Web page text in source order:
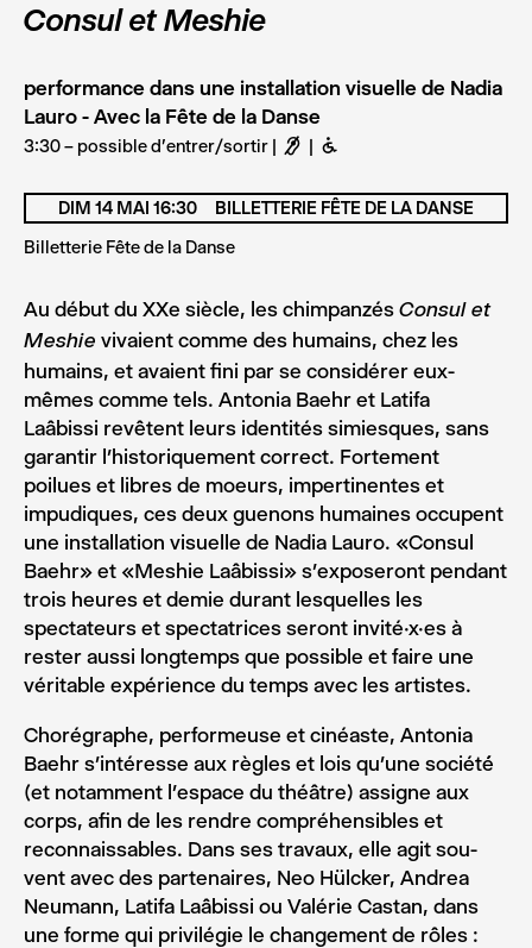
Consul et Meshie
performance dans une installation visuelle de Nadia
Lauro - Avec la Fête de la Danse
3:30 – possible d'entrer/sortir F B
Au début du XXe siècle, les chimpanzés Consul et
Meshie vivaient comme des humains, chez les
humains, et avaient fini par se considérer eux-
mêmes comme tels. Antonia Baehr et Latifa
Laâbissi revêtent leurs identités simiesques, sans
garantir l’historiquement correct. Fortement
poilues et libres de moeurs, impertinentes et
impudiques, ces deux guenons humaines occupent
une installation visuelle de Nadia Lauro. «Consul
Baehr» et «Meshie Laâbissi» s’exposeront pendant
trois heures et demie durant lesquelles les
spectateurs et spectatrices seront invité·x·es à
rester aussi longtemps que possible et faire une
véritable expérience du temps avec les artistes.
Cho­ré­graphe, per­for­meuse et cinéaste, Anto­nia
Baehr s’intéresse aux règles et lois qu’une socié­té́
(et notam­ment l’espace du théâtre) assigne aux
corps, afin de les rendre com­pré­hen­sibles et
recon­nais­sables. Dans ses tra­vaux, elle agit sou­
vent avec des par­te­naires, Neo Hülcker, Andrea
Neu­mann, Lati­fa Laâbissi ou Valérie Cas­tan, dans
une forme qui pri­vi­lé­gie le chan­ge­ment de rôles :
DIM 14 MAI 16:30
BILLETTERIE FÊTE DE LA DANSE
Billetterie Fête de la Danse